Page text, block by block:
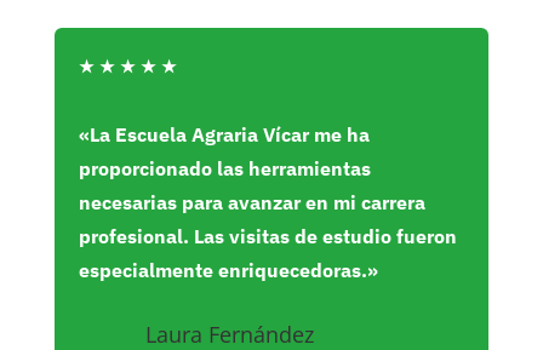
★ ★ ★ ★ ★
«La Escuela Agraria Vícar me ha
proporcionado las herramientas
necesarias para avanzar en mi carrera
profesional. Las visitas de estudio fueron
especialmente enriquecedoras.»
Laura Fernández